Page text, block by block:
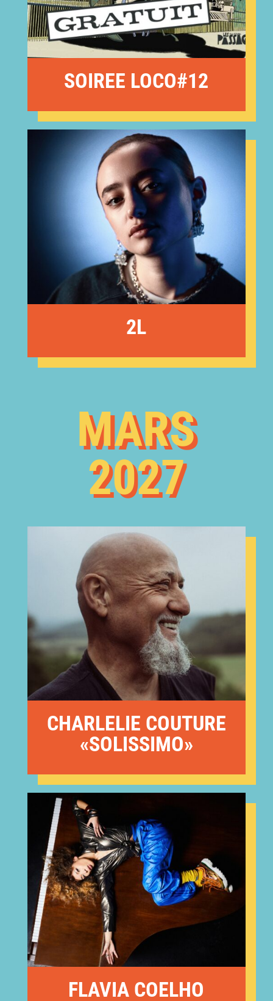
SOIREE LOCO#12
2L
MARS
2027
CHARLELIE COUTURE
«SOLISSIMO»
FLAVIA COELHO